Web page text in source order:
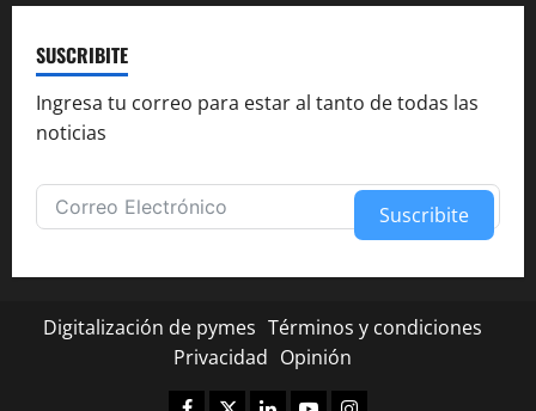
SUSCRIBITE
Ingresa tu correo para estar al tanto de todas las
noticias
Suscribite
Digitalización de pymes Términos y condiciones
Privacidad Opinión
Facebook
TwitterLinkedinYoutubeInstagram